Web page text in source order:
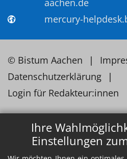
Ihre
Einstellungen
aachen.de
mercury-
© Bistum Aachen
Datenschutzerklärung
Login für Redakteur:innen